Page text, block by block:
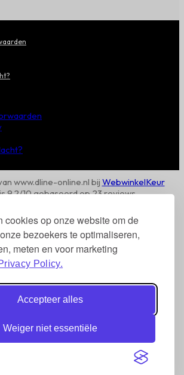
cookies op onze website om de
bezoekers te optimaliseren,
meten en voor marketing
Policy.
Accepteer alles
Weiger niet essentiële
www.dline-online.nl bij WebwinkelKeur
9.2/10 gebaseerd op 23 reviews.